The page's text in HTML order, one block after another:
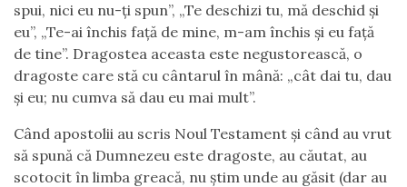
spui, nici eu nu-ți spun”, „Te deschizi tu, mă deschid și
eu”, „Te-ai închis față de mine, m-am închis și eu față
de tine”. Dragostea aceasta este negustorească, o
dragoste care stă cu cântarul în mână: „cât dai tu, dau
și eu; nu cumva să dau eu mai mult”.
Când apostolii au scris Noul Testament și când au vrut
să spună că Dumnezeu este dragoste, au căutat, au
scotocit în limba greacă, nu știm unde au găsit (dar au